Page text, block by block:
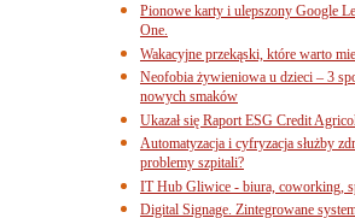
Pionowe karty i ulepszony Google
One.
Wakacyjne przekąski, które warto
Neofobia żywieniowa u dzieci – 3
nowych smaków
Ukazał się Raport ESG Credit
Automatyzacja i cyfryzacja służby
problemy szpitali?
IT Hub Gliwice - biura, coworking,
Digital Signage. Zintegrowane